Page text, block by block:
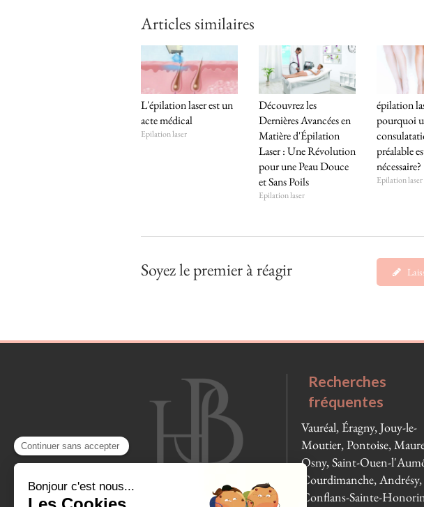
Articles similaires
L'épilation laser est un
acte médical
Epilation laser
Découvrez les
Dernières Avancées en
Matière d'Épilation
Laser : Une Révolution
pour une Peau Douce
et Sans Poils
Epilation laser
épilation
pourquoi
préalable
nécessaire?
Epilation laser
Soyez le premier à réagir
Recherches
fréquentes
Vauréal, Éragny, Jouy-le-
Moutier, Pontoise,
Osny, Saint-Ouen-
Courdimanche, Andrésy,
Conflans-Sainte-